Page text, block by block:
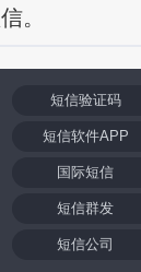
。
短信验证码
短信软件APP
国际短信
短信群发
短信公司